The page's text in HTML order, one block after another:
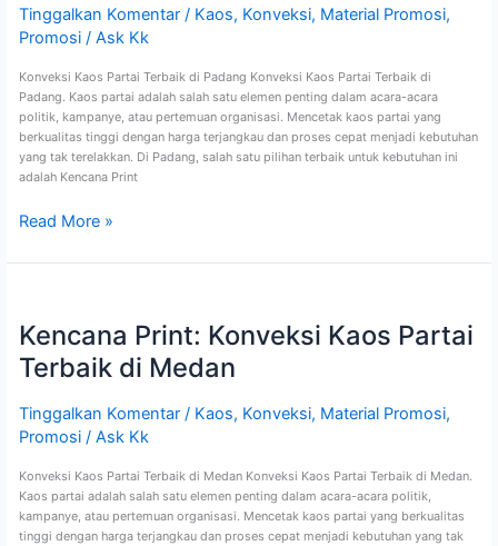
Tinggalkan Komentar / Kaos, Konveksi, Material Promosi,
Promosi/ Ask Kk
Konveksi Kaos Partai Terbaik di Padang Konveksi Kaos Partai Terbaik di
Padang. Kaos partai adalah salah satu elemen penting dalam acara-acara
politik, kampanye, atau pertemuan organisasi. Mencetak kaos partai yang
berkualitas tinggi dengan harga terjangkau dan proses cepat menjadi kebutuhan
yang tak terelakkan. Di Padang, salah satu pilihan terbaik untuk kebutuhan ini
adalah Kencana Print
di
Padang
Read More »
Kencana Print: Konveksi Kaos Partai
Terbaik di Medan
Tinggalkan Komentar / Kaos, Konveksi, Material Promosi,
Promosi/ Ask Kk
Konveksi Kaos Partai Terbaik di Medan Konveksi Kaos Partai Terbaik di Medan.
Kaos partai adalah salah satu elemen penting dalam acara-acara politik,
kampanye, atau pertemuan organisasi. Mencetak kaos partai yang berkualitas
tinggi dengan harga terjangkau dan proses cepat menjadi kebutuhan yang tak
Konveksi
Kaos
Partai
di
Medan